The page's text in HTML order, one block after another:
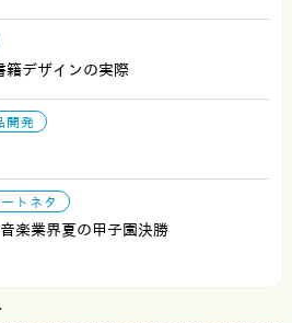
籍デザインの実際
開発
トネタ
楽業界夏の甲子園決勝